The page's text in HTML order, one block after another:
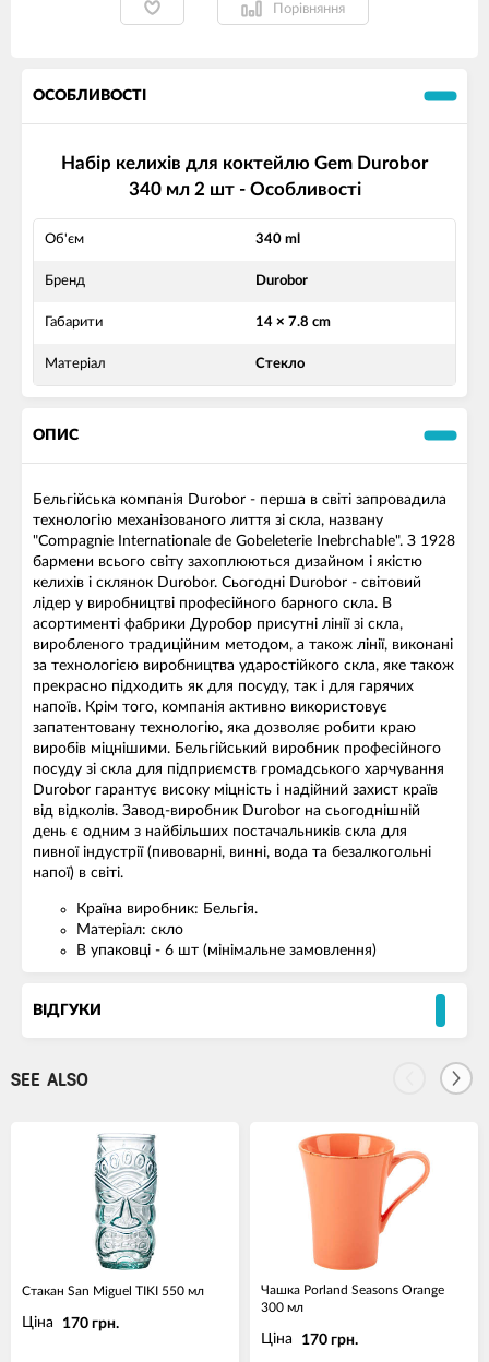
Порівняння
ОСОБЛИВОСТІ
Набір келихів для коктейлю Gem Durobor
340 мл 2 шт - Особливості
Об'єм 340 ml
Бренд Durobor
Габарити 14 × 7.8 cm
Матеріал Стекло
ОПИС
Бельгійська компанія Durobor - перша в світі запровадила
технологію механізованого лиття зі скла, названу
"Compagnie Internationale de Gobeleterie Inebrchable". З 1928
бармени всього світу захоплюються дизайном і якістю
келихів і склянок Durobor. Сьогодні Durobor - світовий
лідер у виробництві професійного барного скла. В
асортименті фабрики Дуробор присутні лінії зі скла,
виробленого традиційним методом, а також лінії, виконані
за технологією виробництва ударостійкого скла, яке також
прекрасно підходить як для посуду, так і для гарячих
напоїв. Крім того, компанія активно використовує
запатентовану технологію, яка дозволяє робити краю
виробів міцнішими. Бельгійський виробник професійного
посуду зі скла для підприємств громадського харчування
Durobor гарантує високу міцність і надійний захист країв
від відколів. Завод-виробник Durobor на сьогоднішній
день є одним з найбільших постачальників скла для
пивної індустрії (пивоварні, винні, вода та безалкогольні
напої) в світі.
Країна виробник: Бельгія.
Матеріал: скло
В упаковці - 6 шт (мінімальне замовлення)
ВІДГУКИ
SEE ALSO
Стакан San Miguel TIKI 550 мл
Ціна 170 грн.
Чашка Porland Seasons Orange
300 мл
Ціна 170 грн.